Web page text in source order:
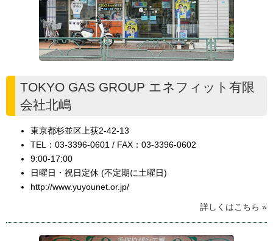
TOKYO GAS GROUP エネフィット有限
会社北嶋
東京都杉並区上荻2-42-13
TEL：03-3396-0601 / FAX：03-3396-0602
9:00-17:00
日曜日・祝日定休 (不定期に土曜日)
http://www.yuyounet.or.jp/
詳しくはこちら »